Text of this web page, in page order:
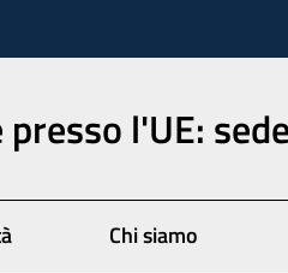
l'UE:
Chi siamo